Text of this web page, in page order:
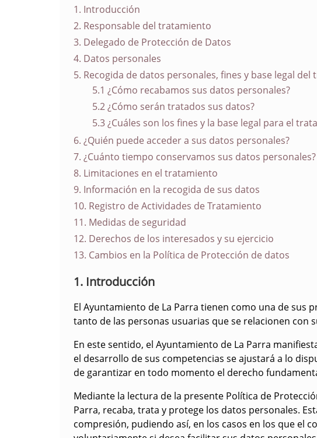
1. Introducción
2. Responsable del tratamiento
3. Delegado de Protección de Datos
4. Datos personales
5. Recogida de datos personales, fines y base legal
5.1 ¿Cómo recabamos sus datos personales?
5.2 ¿Cómo serán tratados sus datos?
5.3 ¿Cuáles son los fines y la base legal para el
6. ¿Quién puede acceder a sus datos personales?
7. ¿Cuánto tiempo conservamos sus datos personales?
8. Limitaciones en el tratamiento
9. Información en la recogida de sus datos
10. Registro de Actividades de Tratamiento
11. Medidas de seguridad
12. Derechos de los interesados y su ejercicio
13. Cambios en la Política de Protección de datos
1. Introducción
El Ayuntamiento de La Parra tienen como una de
tanto de las personas usuarias que se relacionen con
En este sentido, el Ayuntamiento de La Parra
el desarrollo de sus competencias se ajustará a lo
de garantizar en todo momento el derecho
Mediante la lectura de la presente Política de
Parra, recaba, trata y protege los datos personales.
compresión, pudiendo así, en los casos en los que el